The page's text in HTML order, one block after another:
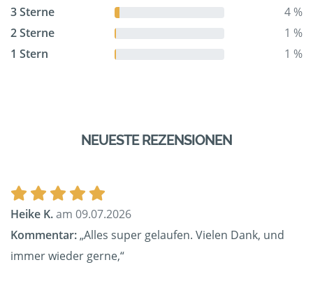
3 Sterne
4 %
2 Sterne
1 %
1 Stern
1 %
NEUESTE REZENSIONEN
Heike K.am 09.07.2026
Kommentar:„Alles super gelaufen. Vielen Dank, und
immer wieder gerne,“